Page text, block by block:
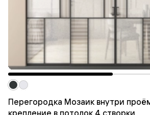
Перегородка Мозаик внутри